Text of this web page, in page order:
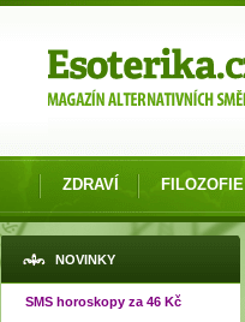
ZDRAVÍ FILOZOFIE
NOVINKY
SMS horoskopy za 46 Kč